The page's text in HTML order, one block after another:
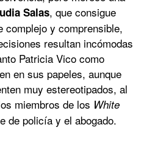
Salas, que consigue
complejo y comprensible,
resultan incómodas
Patricia Vico como
en sus papeles, aunque
muy estereotipados, al
miembros de los White
de policía y el abogado.